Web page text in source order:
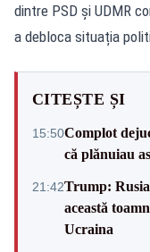
dintre PSD și UDMR
a debloca situația
CITEȘTE ȘI
15:50Complot
că plănuiau
21:42Trump:
această
Ucraina